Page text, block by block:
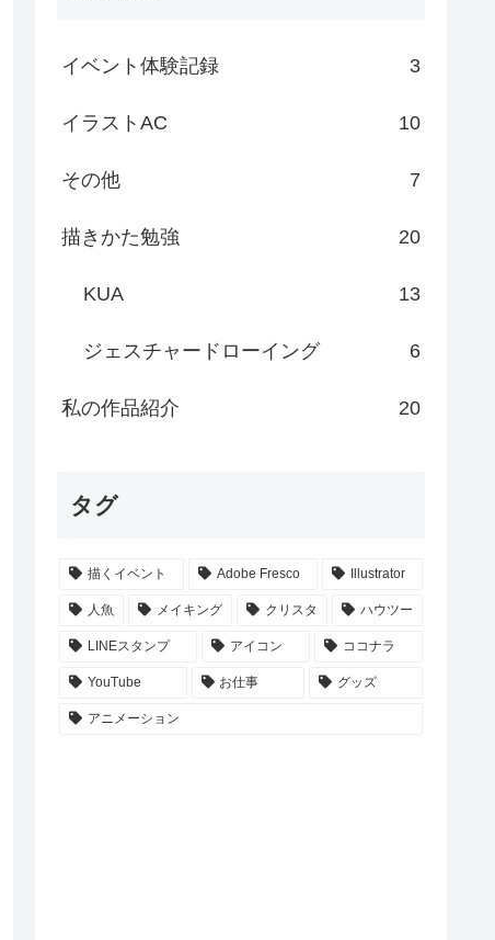
イベント体験記録 3
イラストAC 10
その他 7
描きかた勉強 20
KUA 13
ジェスチャードローイング 6
私の作品紹介 20
タグ
描くイベント Adobe Fresco Illustrator
人魚 メイキング クリスタ ハウツー
LINEスタンプ アイコン ココナラ
YouTube お仕事 グッズ
アニメーション